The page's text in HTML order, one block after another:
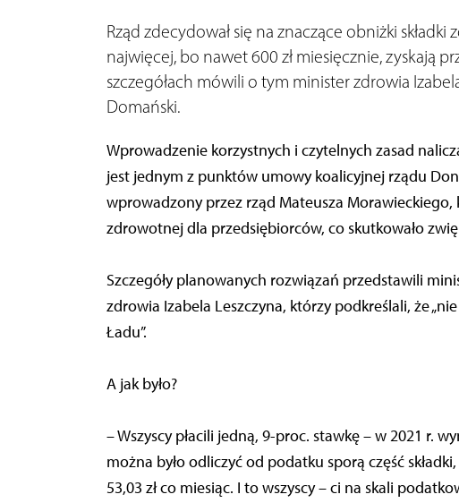
Rząd zdecydował się na znaczące obniżki
najwięcej, bo nawet 600 zł miesięcznie, zyskają
szczegółach mówili o tym minister zdrowia
Domański.
Wprowadzenie korzystnych i czytelnych zasad
jest jednym z punktów umowy koalicyjnej rządu
wprowadzony przez rząd Mateusza Morawieckiego,
zdrowotnej dla przedsiębiorców, co skutkowało
Szczegóły planowanych rozwiązań przedstawili
zdrowia Izabela Leszczyna, którzy podkreślali, że
Ładu”.
A jak było?
– Wszyscy płacili jedną, 9-proc. stawkę – w 2021 r.
można było odliczyć od podatku sporą część
53,03 zł co miesiąc. I to wszyscy – ci na skali